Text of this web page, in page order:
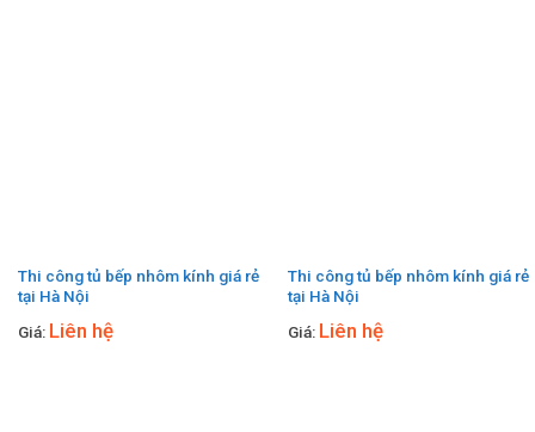
Thi công tủ bếp nhôm kính giá rẻ
tại Hà Nội
Giá: Liên hệ
Thi công tủ bếp nhôm kính giá rẻ
tại Hà Nội
Giá: Liên hệ